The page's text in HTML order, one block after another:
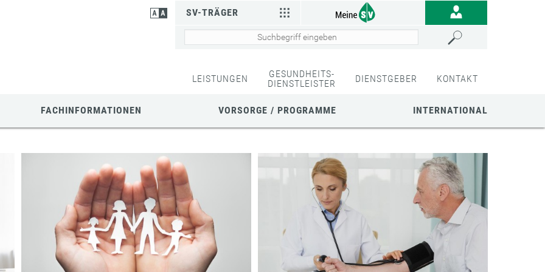
SV-TRÄGER
LEISTUNGEN
GESUNDHEITS-
DIENSTLEISTER
DIENSTGEBER KONTAKT
FACHINFORMATIONEN VORSORGE / PROGRAMME INTERNATIONAL